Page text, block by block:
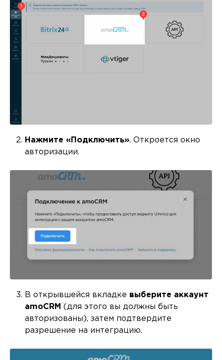
Нажмите «Подключить». Откроется окно
авторизации.
В открывшейся вкладке выберите аккаунт
amoCRM (для этого вы должны быть
авторизованы), затем подтвердите
разрешение на интеграцию.